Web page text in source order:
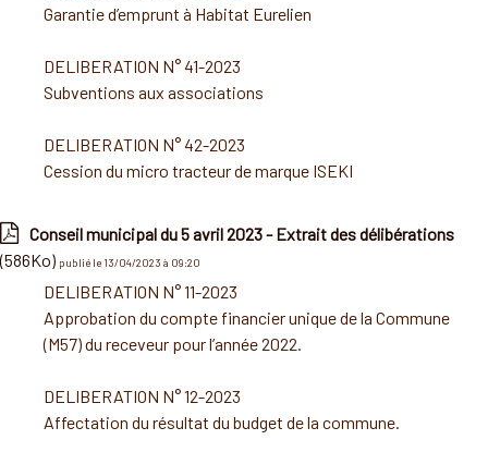
Garantie d’emprunt à Habitat Eurelien
DELIBERATION N° 41-2023
Subventions aux associations
DELIBERATION N° 42-2023
Cession du micro tracteur de marque ISEKI
Conseil municipal du 5 avril 2023 - Extrait des délibérations
(586Ko) publié le 13/04/2023 à 09:20
DELIBERATION N° 11-2023
Approbation du compte financier unique de la Commune
(M57) du receveur pour l’année 2022.
DELIBERATION N° 12-2023
Affectation du résultat du budget de la commune.